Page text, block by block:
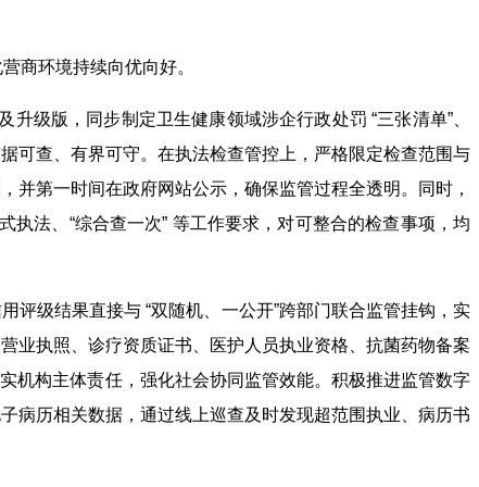
商环境持续向优向好。
级版，同步制定卫生健康领域涉企行政处罚 “三张清单”、
可查、有界可守。在执法检查管控上，严格限定检查范围与
第一时间在政府网站公示，确保监管过程全透明。同时，
执法、“综合查一次” 等工作要求，对可整合的检查事项，均
评级结果直接与 “双随机、一公开”跨部门联合监管挂钩，实
业执照、诊疗资质证书、医护人员执业资格、抗菌药物备案
机构主体责任，强化社会协同监管效能。积极推进监管数字
病历相关数据，通过线上巡查及时发现超范围执业、病历书